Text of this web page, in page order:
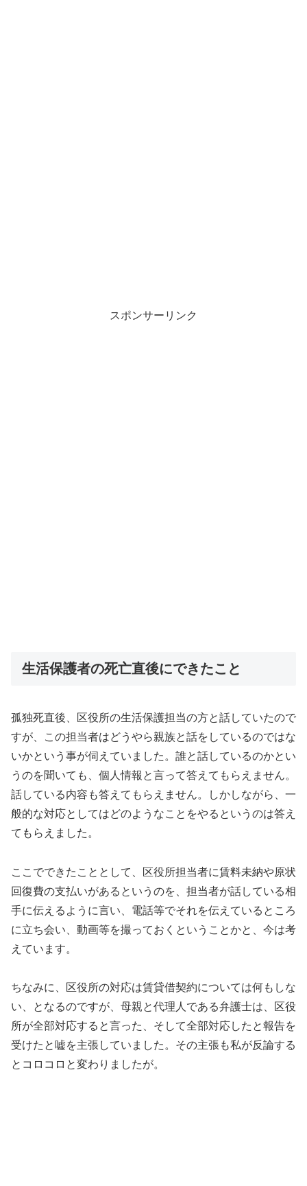
スポンサーリンク
生活保護者の死亡直後にできたこと
孤独死直後、区役所の生活保護担当の方と話していたので
すが、この担当者はどうやら親族と話をしているのではな
いかという事が伺えていました。誰と話しているのかとい
うのを聞いても、個人情報と言って答えてもらえません。
話している内容も答えてもらえません。しかしながら、一
般的な対応としてはどのようなことをやるというのは答え
てもらえました。
ここでできたこととして、区役所担当者に賃料未納や原状
回復費の支払いがあるというのを、担当者が話している相
手に伝えるように言い、電話等でそれを伝えているところ
に立ち会い、動画等を撮っておくということかと、今は考
えています。
ちなみに、区役所の対応は賃貸借契約については何もしな
い、となるのですが、母親と代理人である弁護士は、区役
所が全部対応すると言った、そして全部対応したと報告を
受けたと嘘を主張していました。その主張も私が反論する
とコロコロと変わりましたが。